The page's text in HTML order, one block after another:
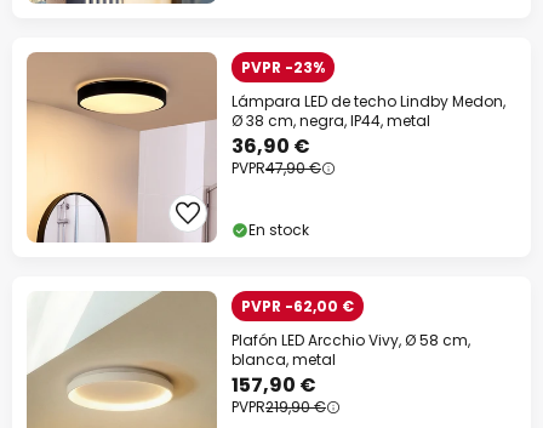
PVPR -23%
Lámpara LED de techo Lindby Medon,
Ø 38 cm, negra, IP44, metal
36,90 €
PVPR47,90 €
En stock
PVPR -62,00 €
Plafón LED Arcchio Vivy, Ø 58 cm,
blanca, metal
157,90 €
PVPR219,90 €